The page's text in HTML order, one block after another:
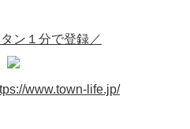
ン１分で登録／
www.town-life.jp/